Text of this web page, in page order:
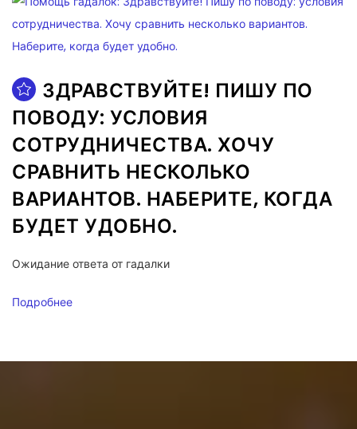
ЗДРАВСТВУЙТЕ! ПИШУ ПО
ПОВОДУ: УСЛОВИЯ
СОТРУДНИЧЕСТВА. ХОЧУ
СРАВНИТЬ НЕСКОЛЬКО
ВАРИАНТОВ. НАБЕРИТЕ, КОГДА
БУДЕТ УДОБНО.
Ожидание ответа от гадалки
Подробнее